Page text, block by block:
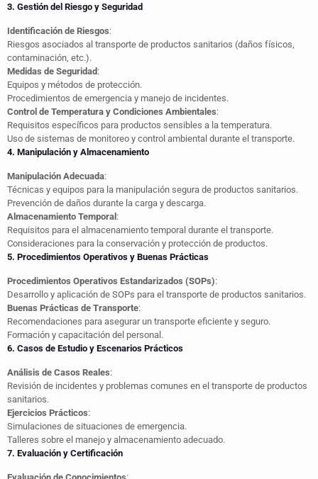
3. Gestión del Riesgo y Seguridad
Identificación de Riesgos:
Riesgos asociados al transporte de productos sanitarios (daños físicos,
contaminación, etc.).
Medidas de Seguridad:
Equipos y métodos de protección.
Procedimientos de emergencia y manejo de incidentes.
Control de Temperatura y Condiciones Ambientales:
Requisitos específicos para productos sensibles a la temperatura.
Uso de sistemas de monitoreo y control ambiental durante el transporte.
4. Manipulación y Almacenamiento
Manipulación Adecuada:
Técnicas y equipos para la manipulación segura de productos sanitarios.
Prevención de daños durante la carga y descarga.
Almacenamiento Temporal:
Requisitos para el almacenamiento temporal durante el transporte.
Consideraciones para la conservación y protección de productos.
5. Procedimientos Operativos y Buenas Prácticas
Procedimientos Operativos Estandarizados (SOPs):
Desarrollo y aplicación de SOPs para el transporte de productos sanitarios.
Buenas Prácticas de Transporte:
Recomendaciones para asegurar un transporte eficiente y seguro.
Formación y capacitación del personal.
6. Casos de Estudio y Escenarios Prácticos
Análisis de Casos Reales:
Revisión de incidentes y problemas comunes en el transporte de productos
sanitarios.
Ejercicios Prácticos:
Simulaciones de situaciones de emergencia.
Talleres sobre el manejo y almacenamiento adecuado.
7. Evaluación y Certificación